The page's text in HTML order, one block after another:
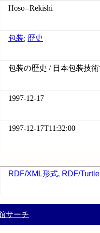
Hoso--Rekishi
包装; 歴史
包装の歴史 / 日本包装技
1997-12-17
1997-12-17T11:32:00
RDF/XML形式, RDF/
サーチ